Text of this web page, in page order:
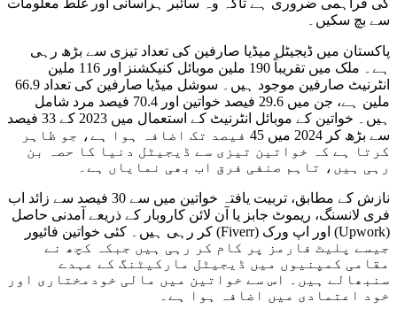
سے بچ سکیں۔
پاکستان میں ڈیجیٹل میڈیا صارفین کی تعداد تیزی سے بڑھ رہی
ہے۔ ملک میں تقریباً 190 ملین موبائل کنیکشنز اور 116 ملین
انٹرنیٹ صارفین موجود ہیں۔ سوشل میڈیا صارفین کی تعداد 66.9
ملین ہے، جن میں 29.6 فیصد خواتین اور 70.4 فیصد مرد شامل
ہیں۔ خواتین کے موبائل انٹرنیٹ کے استعمال میں 2023 کے 33 فیصد
سے بڑھ کر 2024 میں 45 فیصد تک اضافہ ہوا ہے، جو ظاہر
کرتا ہے کہ خواتین تیزی سے ڈیجیٹل دنیا کا حصہ بن
رہی ہیں، تاہم صنفی فرق اب بھی نمایاں ہے۔
نازش کے مطابق، تربیت یافتہ خواتین میں سے 30 فیصد سے زائد اب
فری لانسنگ، ریموٹ جابز یا آن لائن کاروبار کے ذریعے آمدنی حاصل
کر رہی ہیں۔ کئی خواتین فائیور (Fiverr) اور اپ ورک (Upwork)
جیسے پلیٹ فارمز پر کام کر رہی ہیں جبکہ کچھ نے
مقامی کمپنیوں میں ڈیجیٹل مارکیٹنگ کے عہدے
سنبھالے ہیں۔ اس سے خواتین میں مالی خودمختاری اور
خود اعتمادی میں اضافہ ہوا ہے۔